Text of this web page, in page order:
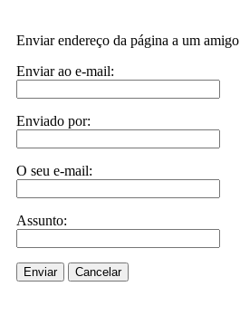
Enviar endereço da página a um amigo
Enviar ao e-mail:
Enviado por:
O seu e-mail:
Assunto:
Enviar Cancelar